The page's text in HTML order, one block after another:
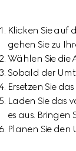
Klicken Sie auf
gehen Sie zu
Wählen Sie die
Sobald der
Ersetzen Sie
Laden Sie das
es aus. Bringen
Planen Sie den